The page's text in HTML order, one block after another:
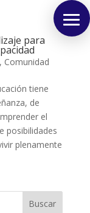
para
, Comunidad
tiene
de
el
posibilidades
plenamente
Buscar